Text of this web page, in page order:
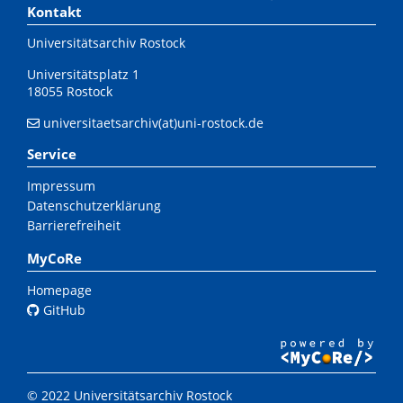
Kontakt
Universitätsarchiv Rostock
Universitätsplatz 1
18055 Rostock
universitaetsarchiv(at)uni-rostock.de
Service
Impressum
Datenschutzerklärung
Barrierefreiheit
MyCoRe
Homepage
GitHub
© 2022 Universitätsarchiv Rostock